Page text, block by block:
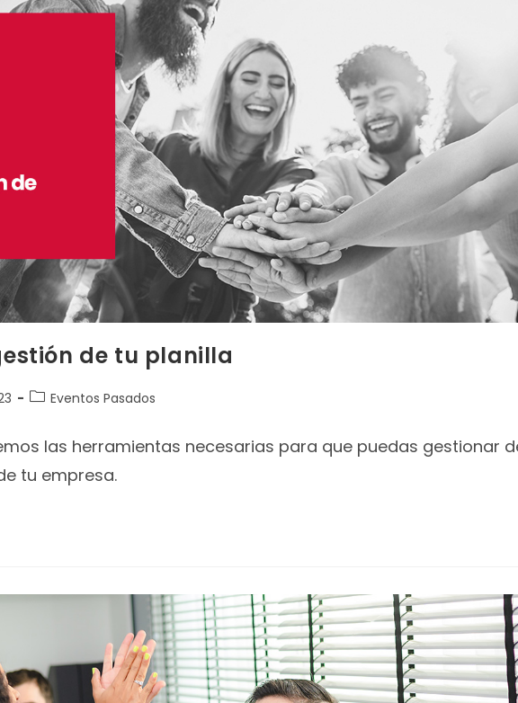
de tu planilla
Eventos Pasados
las herramientas necesarias para que puedas gestionar
tu empresa.